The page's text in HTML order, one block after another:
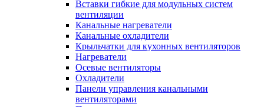
Вставки гибкие для модульных систем
вентиляции
Канальные нагреватели
Канальные охладители
Крыльчатки для кухонных вентиляторов
Нагреватели
Осевые вентиляторы
Охладители
Панели управления канальными
вентиляторами